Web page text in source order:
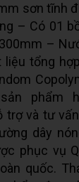
sơn tĩnh
– Có 01
–
tổng
phẩm
trợ và tư
dây
phục vụ
quốc.